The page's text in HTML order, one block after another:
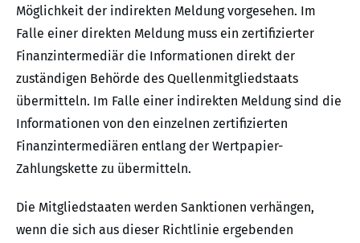
Möglichkeit der indirekten Meldung vorgesehen. Im
Falle einer direkten Meldung muss ein zertifizierter
Finanzintermediär die Informationen direkt der
zuständigen Behörde des Quellenmitgliedstaats
übermitteln. Im Falle einer indirekten Meldung sind die
Informationen von den einzelnen zertifizierten
Finanzintermediären entlang der Wertpapier-
Zahlungskette zu übermitteln.
Die Mitgliedstaaten werden Sanktionen verhängen,
wenn die sich aus dieser Richtlinie ergebenden